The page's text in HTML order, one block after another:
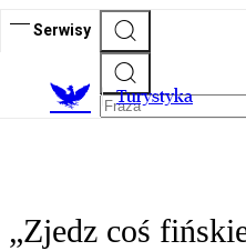
Serwisy
Turystyka
„Zjedz coś